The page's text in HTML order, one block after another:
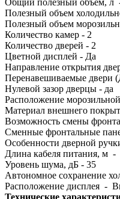
Полезный объем
Полезный объем
Количество камер - 2
Количество дверей - 2
Цветной дисплей - Да
Направление открытия
Перенавешиваемые двери
Нулевой зазор дверцы - да
Расположение
Материал внешнего
Возможность смены
Сменные фронтальные
Особенности дверной
Длина кабеля питания, м -
Уровень шума, дБ - 35
Автономное сохранение
Расположение дисплея -
Технические